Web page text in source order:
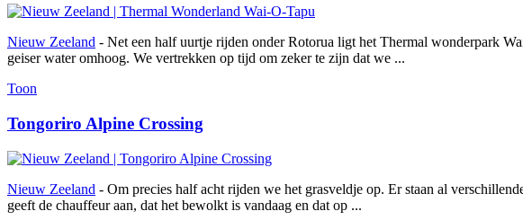
Nieuw Zeeland - Net een half uurtje rijden onder Rotorua ligt het Thermal wonderpark
geiser water omhoog. We vertrekken op tijd om zeker te zijn dat we ...
Toon
Tongoriro Alpine Crossing
Nieuw Zeeland - Om precies half acht rijden we het grasveldje op. Er staan al
geeft de chauffeur aan, dat het bewolkt is vandaag en dat op ...